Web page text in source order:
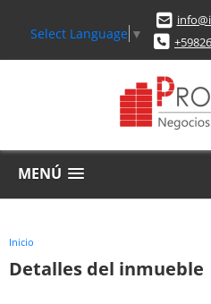
Select Language ▼
MENÚ
Inicio
Detalles del inmueble